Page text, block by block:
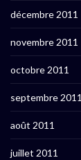
décembre 2011
novembre 2011
octobre 2011
septembre 2011
août 2011
juillet 2011